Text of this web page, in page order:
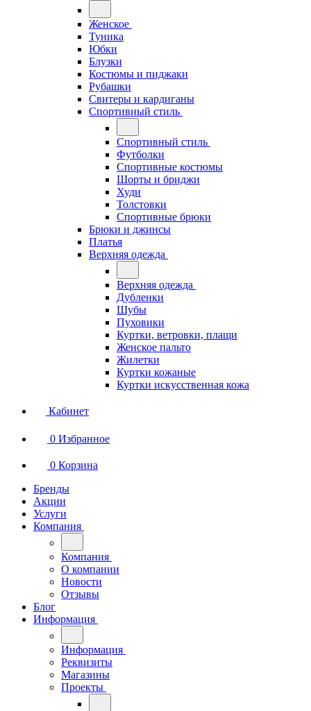
Женское
Туника
Юбки
Блузки
Костюмы и пиджаки
Рубашки
Свитеры и кардиганы
Спортивный стиль
Спортивный стиль
Футболки
Спортивные костюмы
Шорты и бриджи
Худи
Толстовки
Спортивные брюки
Брюки и джинсы
Платья
Верхняя одежда
Верхняя одежда
Дубленки
Шубы
Пуховики
Куртки, ветровки, плащи
Женское пальто
Жилетки
Куртки кожаные
Куртки искусственная кожа
Кабинет
0 Избранное
0 Корзина
Бренды
Акции
Услуги
Компания
Компания
О компании
Новости
Отзывы
Блог
Информация
Информация
Реквизиты
Магазины
Проекты